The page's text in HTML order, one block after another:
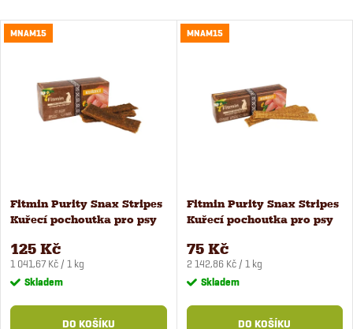
a
p
r
o
Nejdražší
Abecedně
V
s
p
r
o
MNAM15
Fitmin Purity Snax Stripes
Kuřecí pochoutka pro psy
125 Kč
Měrná
cena:
1 041,67 Kč / 1 kg
Skladem
DO KOŠÍKU
MNAM15
Fitmin Purity Snax Stripes
Kuřecí pochoutka pro psy
75 Kč
Měrná
cena:
2 142,86 Kč / 1 kg
Skladem
DO KOŠÍKU